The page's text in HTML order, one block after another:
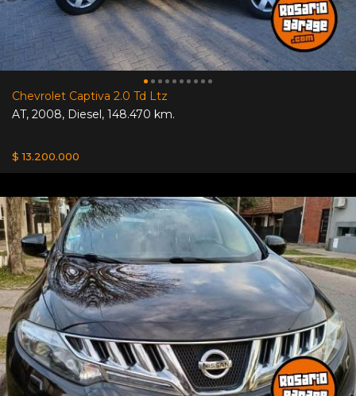
Chevrolet Captiva 2.0 Td Ltz
AT, 2008, Diesel, 148.470 km.
$ 13.200.000